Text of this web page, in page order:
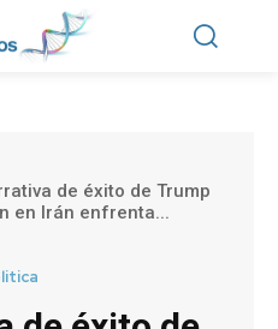
de éxito de Trump
en Irán enfrenta...